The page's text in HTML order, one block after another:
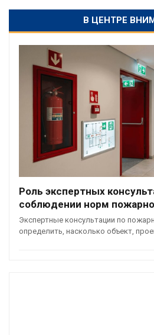
В ЦЕНТРЕ
Роль экспертных
соблюдении норм
Экспертные консультации по
определить, насколько объект,